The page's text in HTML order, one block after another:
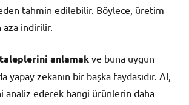
tahmin edilebilir. Böylece, üretim
aza indirilir.
anlamak ve buna uygun
yapay zekanın bir başka faydasıdır. AI,
analiz ederek hangi ürünlerin daha